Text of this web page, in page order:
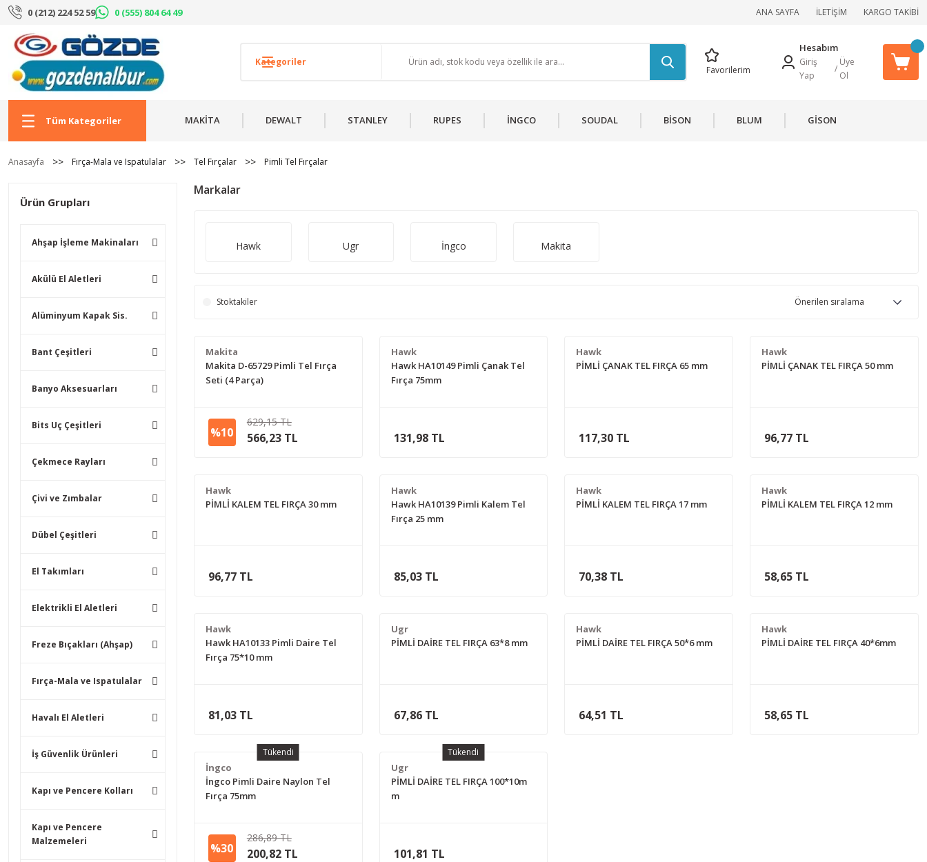
0 (212) 224 52 59 0 (555) 804 64 49 ANA SAYFA İLETİŞİM KARGO TAKİBİ
Favorilerim
Hesabım
Giriş
Yap
/
Üye
Ol
Tüm Kategoriler MAKİTA DEWALT STANLEY RUPES İNGCO SOUDAL BİSON BLUM GİSON
Anasayfa Fırça-Mala ve Ispatulalar Tel Fırçalar Pimli Tel Fırçalar
Ürün Grupları
Ahşap İşleme Makinaları
Akülü El Aletleri
Alüminyum Kapak Sis.
Bant Çeşitleri
Banyo Aksesuarları
Bits Uç Çeşitleri
Çekmece Rayları
Çivi ve Zımbalar
Dübel Çeşitleri
El Takımları
Elektrikli El Aletleri
Freze Bıçakları (Ahşap)
Fırça-Mala ve Ispatulalar
Havalı El Aletleri
İş Güvenlik Ürünleri
Kapı ve Pencere Kolları
Kapı ve Pencere
Malzemeleri
Markalar
Hawk Ugr İngco Makita
Stoktakiler
Makita
Makita D-65729 Pimli Tel Fırça
Seti (4 Parça)
%10
629,15 TL
566,23 TL
Hawk
Hawk HA10149 Pimli Çanak Tel
Fırça 75mm
131,98 TL
Hawk
PİMLİ ÇANAK TEL FIRÇA 65 mm
117,30 TL
Hawk
PİMLİ ÇANAK TEL FIRÇA 50 mm
96,77 TL
Hawk
PİMLİ KALEM TEL FIRÇA 30 mm
96,77 TL
Hawk
Hawk HA10139 Pimli Kalem Tel
Fırça 25 mm
85,03 TL
Hawk
PİMLİ KALEM TEL FIRÇA 17 mm
70,38 TL
Hawk
PİMLİ KALEM TEL FIRÇA 12 mm
58,65 TL
Hawk
Hawk HA10133 Pimli Daire Tel
Fırça 75*10 mm
81,03 TL
Ugr
PİMLİ DAİRE TEL FIRÇA 63*8 mm
67,86 TL
Hawk
PİMLİ DAİRE TEL FIRÇA 50*6 mm
64,51 TL
Hawk
PİMLİ DAİRE TEL FIRÇA 40*6mm
58,65 TL
Tükendi
İngco
İngco Pimli Daire Naylon Tel
Fırça 75mm
%30
286,89 TL
200,82 TL
Tükendi
Ugr
PİMLİ DAİRE TEL FIRÇA 100*10m
m
101,81 TL